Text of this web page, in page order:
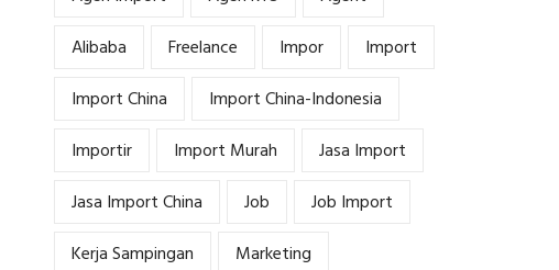
Alibaba
Freelance Impor
Import
Import China
Import China-Indonesia
Importir
Import Murah
Jasa Import
Jasa Import China
Job
Job Import
Kerja Sampingan
Marketing